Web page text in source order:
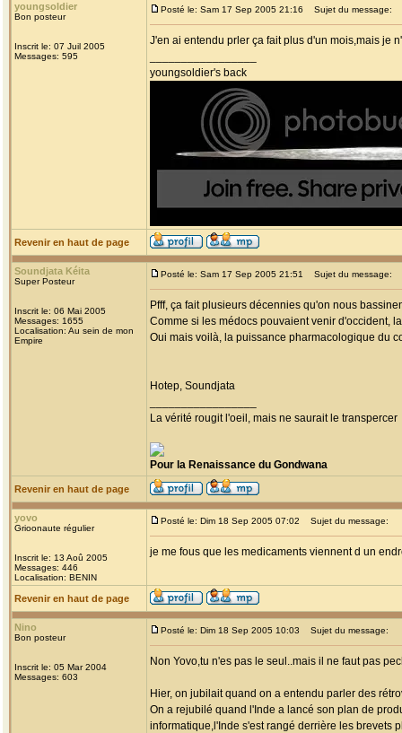
youngsoldier
Bon posteur
Inscrit le: 07 Juil 2005
Messages: 595
Posté le: Sam 17 Sep 2005 21:16 Sujet du message:
J'en ai entendu prler ça fait plus d'un mois,mais je
youngsoldier's back
Revenir en haut de page
Soundjata Kéita
Super Posteur
Inscrit le: 06 Mai 2005
Messages: 1655
Localisation: Au sein de mon
Empire
Posté le: Sam 17 Sep 2005 21:51 Sujet du message:
Pfff, ça fait plusieurs décennies qu'on nous
Comme si les médocs pouvaient venir d'occident,
Oui mais voilà, la puissance pharmacologique du
Hotep, Soundjata
La vérité rougit l'oeil, mais ne saurait le transpercer
Pour la Renaissance du Gondwana
Revenir en haut de page
yovo
Grioonaute régulier
Inscrit le: 13 Aoû 2005
Messages: 446
Localisation: BENIN
Posté le: Dim 18 Sep 2005 07:02 Sujet du message:
je me fous que les medicaments viennent d un
Revenir en haut de page
Nino
Bon posteur
Inscrit le: 05 Mar 2004
Messages: 603
Posté le: Dim 18 Sep 2005 10:03 Sujet du message:
Non Yovo,tu n'es pas le seul..mais il ne faut pas
Hier, on jubilait quand on a entendu parler des
On a rejubilé quand l'Inde a lancé son plan de
informatique,l'Inde s'est rangé derrière les brevets